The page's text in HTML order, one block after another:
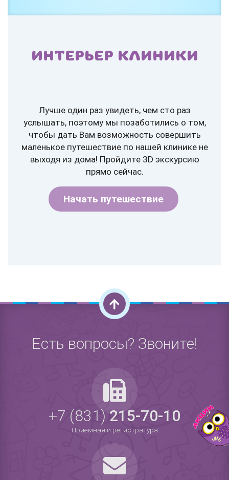
ИНТЕРЬЕР КЛИНИКИ
Лучше один раз увидеть, чем сто раз
услышать, поэтому мы позаботились о том,
чтобы дать Вам возможность совершить
маленькое путешествие по нашей клинике не
выходя из дома! Пройдите 3D экскурсию
прямо сейчас.
Начать путешествие
Есть вопросы? Звоните!
+7 (831)215-70-10
Приемная и регистратура